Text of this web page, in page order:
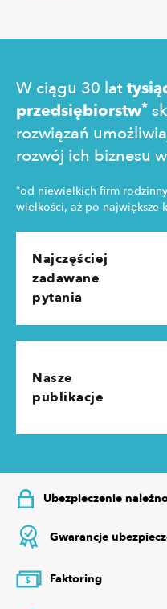
W ciągu 30 lat
przedsiębiorstw*
rozwiązań
rozwój ich biznesu
*od niewielkich firm
wielkości, aż po największe
Najczęściej
zadawane
pytania
Nasze
publikacje
Ubezpieczenie
Gwarancje
$ Faktoring